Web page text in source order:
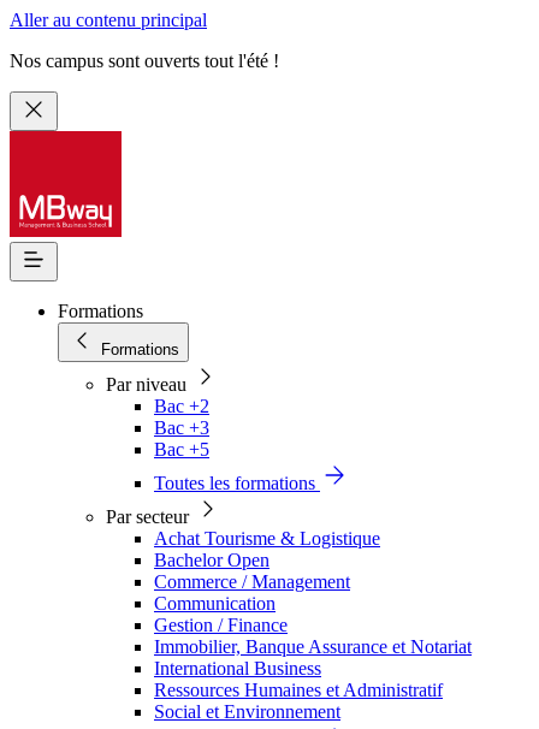
Aller au contenu principal
Nos campus sont ouverts tout l'été !
Formations
Formations
Par niveau
Bac +2
Bac +3
Bac +5
Toutes les formations
Par secteur
Achat Tourisme & Logistique
Bachelor Open
Commerce / Management
Communication
Gestion / Finance
Immobilier, Banque Assurance et Notariat
International Business
Ressources Humaines et Administratif
Social et Environnement